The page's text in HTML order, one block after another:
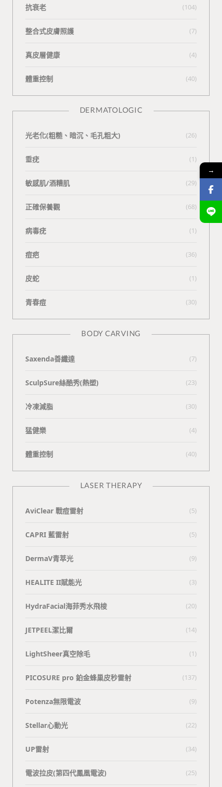
抗衰老 (104)
整合式皮膚照護 (7)
真皮層健康 (4)
體重控制 (40)
DERMATOLOGIC
光老化(粗糙、暗沉、毛孔粗大) (26)
垂疣 (1)
敏感肌/酒糟肌 (29)
正確保養觀 (68)
病毒疣 (1)
痘疤 (36)
皮蛇 (1)
青春痘 (30)
BODY CARVING
Saxenda善纖達 (7)
SculpSure絲酷秀(熱塑) (23)
冷凍減脂 (30)
猛健樂 (4)
體重控制 (40)
LASER THERAPY
AviClear 戰痘雷射 (5)
CAPRI 藍雷射 (5)
DermaV青萃光 (9)
HEALITE II賦能光 (3)
HydraFacial海菲秀水飛梭 (20)
JETPEEL潔比爾 (14)
LightSheer真空除毛 (1)
PICOSURE pro 鉑金蜂巢皮秒雷射 (137)
Potenza無限電波 (9)
Stellar心動光 (22)
UP雷射 (34)
電波拉皮(第四代鳳凰電波) (25)
→